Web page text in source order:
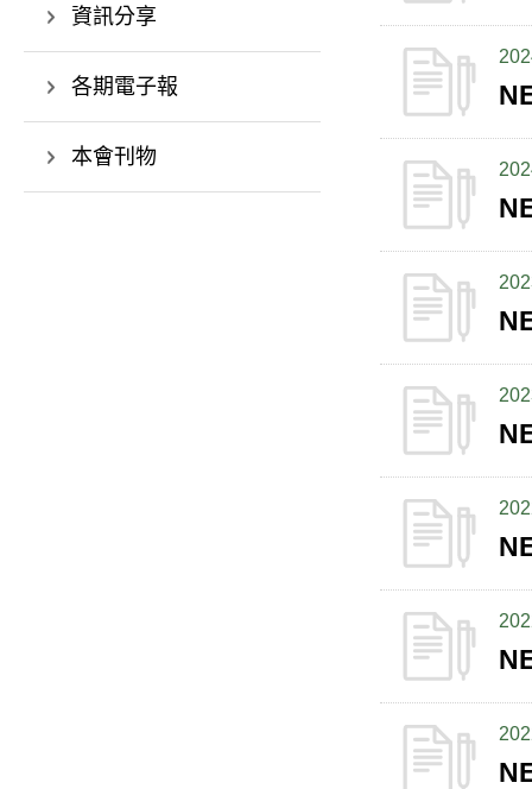
資訊分享
各期電子報
本會刊物